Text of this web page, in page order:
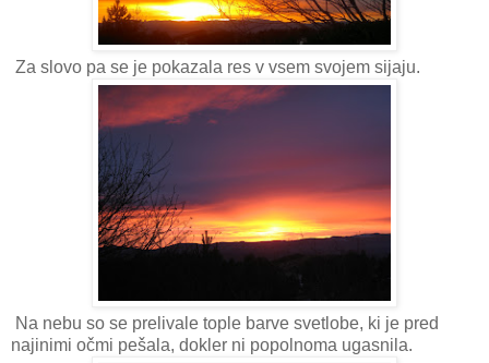
Za slovo pa se je pokazala res v vsem svojem sijaju.
Na nebu so se prelivale tople barve svetlobe, ki je pred
najinimi očmi pešala, dokler ni popolnoma ugasnila.